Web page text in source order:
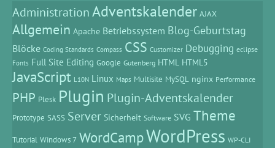
AdministrationAdventskalender AJAX
Allgemein Apache Betriebssystem Blog-Geburtstag
Blöcke Coding Standards Compass CSS Customizer Debugging eclipse
Fonts Full Site Editing Google Gutenberg HTML HTML5
JavaScript L10N Linux Maps Multisite MySQL nginx Performance
PHP Plesk Plugin Plugin-Adventskalender
Prototype SASS Server Sicherheit Software SVG Theme
Tutorial Windows 7 WordCampWordPress WP-CLI